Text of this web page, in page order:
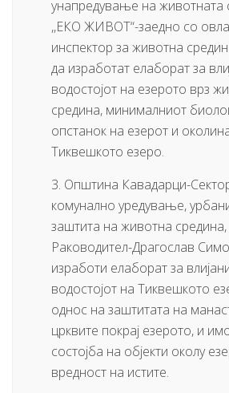
унапредување на животната
,,ЕКО ЖИВОТ“-заедно со
инспектор за животна
да изработат елаборат за
водостојот на езерото врз
средина, минималниот
опстанок на езерот и
Тиквешкото езеро.
3. Општина Кавадарци-
комунално уредување,
заштита на животна средина,
Раководител-Драгослав
изработи елаборат за
водостојот на Тиквешкото
однос на заштитата на
црквите покрај езерото, и
состојба на објекти околу
вредност на истите.